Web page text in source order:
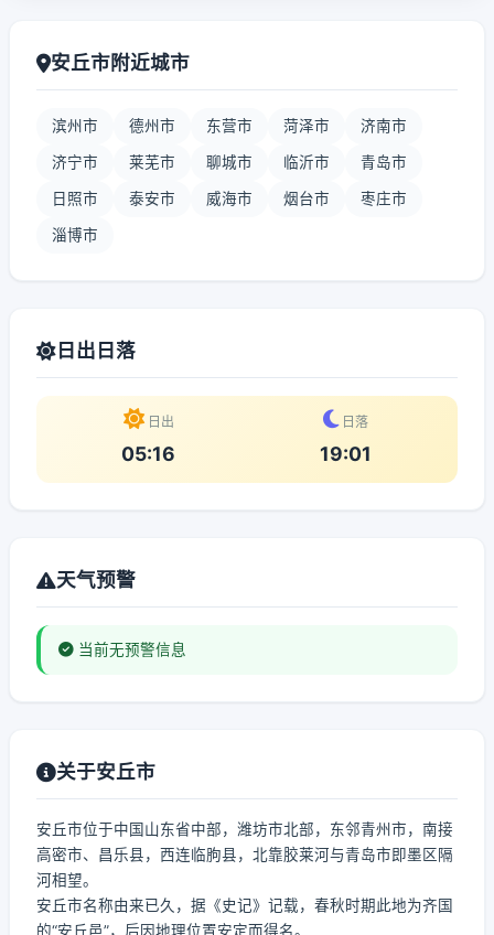
安丘市附近城市
滨州市 德州市 东营市 菏泽市 济南市
济宁市 莱芜市 聊城市 临沂市 青岛市
日照市 泰安市 威海市 烟台市 枣庄市
淄博市
日出日落
日出
05:16
日落
19:01
天气预警
当前无预警信息
关于安丘市
安丘市位于中国山东省中部，潍坊市北部，东邻青州市，南接
高密市、昌乐县，西连临朐县，北靠胶莱河与青岛市即墨区隔
河相望。
安丘市名称由来已久，据《史记》记载，春秋时期此地为齐国
的“安丘邑”，后因地理位置安定而得名。